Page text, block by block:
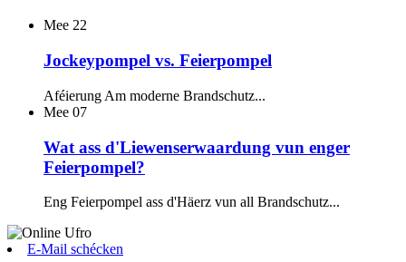
Mee 22
Jockeypompel vs. Feierpompel
Aféierung Am moderne Brandschutz...
Mee 07
Wat ass d'Liewenserwaardung vun enger
Feierpompel?
Eng Feierpompel ass d'Häerz vun all Brandschutz...
E-Mail schécken